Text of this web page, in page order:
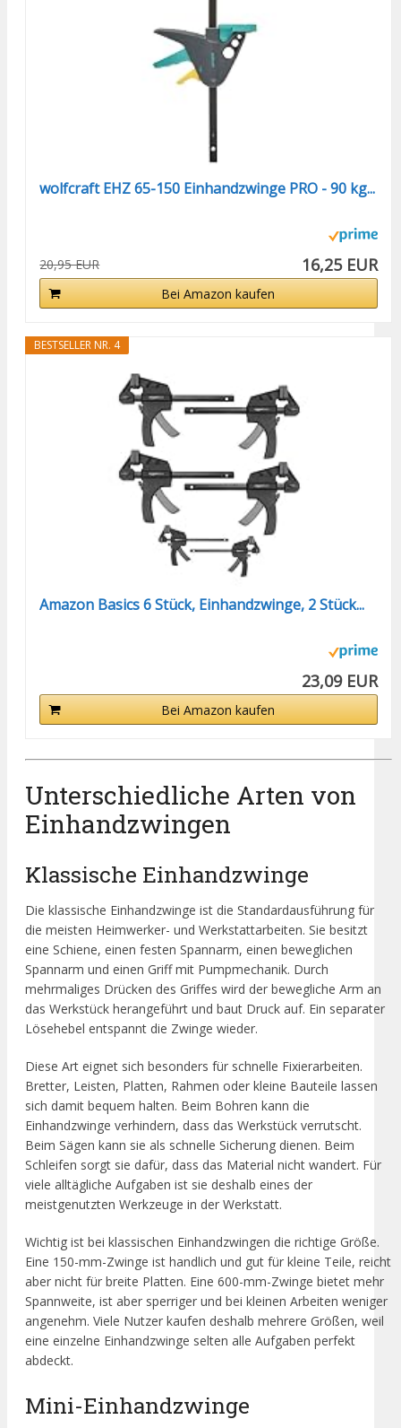
wolfcraft EHZ 65-150 Einhandzwinge PRO - 90 kg...
20,95 EUR 16,25 EUR
Bei Amazon kaufen
BESTSELLER NR. 4
Amazon Basics 6 Stück, Einhandzwinge, 2 Stück...
23,09 EUR
Bei Amazon kaufen
Unterschiedliche Arten von
Einhandzwingen
Klassische Einhandzwinge
Die klassische Einhandzwinge ist die Standardausführung für
die meisten Heimwerker- und Werkstattarbeiten. Sie besitzt
eine Schiene, einen festen Spannarm, einen beweglichen
Spannarm und einen Griff mit Pumpmechanik. Durch
mehrmaliges Drücken des Griffes wird der bewegliche Arm an
das Werkstück herangeführt und baut Druck auf. Ein separater
Lösehebel entspannt die Zwinge wieder.
Diese Art eignet sich besonders für schnelle Fixierarbeiten.
Bretter, Leisten, Platten, Rahmen oder kleine Bauteile lassen
sich damit bequem halten. Beim Bohren kann die
Einhandzwinge verhindern, dass das Werkstück verrutscht.
Beim Sägen kann sie als schnelle Sicherung dienen. Beim
Schleifen sorgt sie dafür, dass das Material nicht wandert. Für
viele alltägliche Aufgaben ist sie deshalb eines der
meistgenutzten Werkzeuge in der Werkstatt.
Wichtig ist bei klassischen Einhandzwingen die richtige Größe.
Eine 150-mm-Zwinge ist handlich und gut für kleine Teile, reicht
aber nicht für breite Platten. Eine 600-mm-Zwinge bietet mehr
Spannweite, ist aber sperriger und bei kleinen Arbeiten weniger
angenehm. Viele Nutzer kaufen deshalb mehrere Größen, weil
eine einzelne Einhandzwinge selten alle Aufgaben perfekt
abdeckt.
Mini-Einhandzwinge